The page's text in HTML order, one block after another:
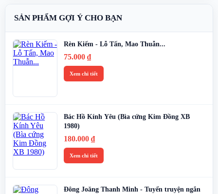
SẢN PHẨM GỢI Ý CHO BẠN
Rèn Kiếm - Lỗ Tấn, Mao Thuẫn...
75.000 ₫
Xem chi tiết
Bác Hồ Kính Yêu (Bìa cứng Kim Đồng XB
1980)
180.000 ₫
Xem chi tiết
Đông Joăng Thanh Minh - Tuyển truyện ngắn